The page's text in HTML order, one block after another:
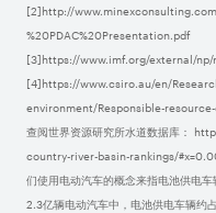
[2]http://
%20PDAC%20Presentation.pdf
[3]https://www.imf.org/external/np/
[4]https://www.csiro.au/en/
environment/Responsible-
查阅世界资源研究所水道数据库：
country-river-basin-rankings/
们使用电动汽车的概念来指电池供电
2.3亿辆电动汽车中，电池供电车辆约占